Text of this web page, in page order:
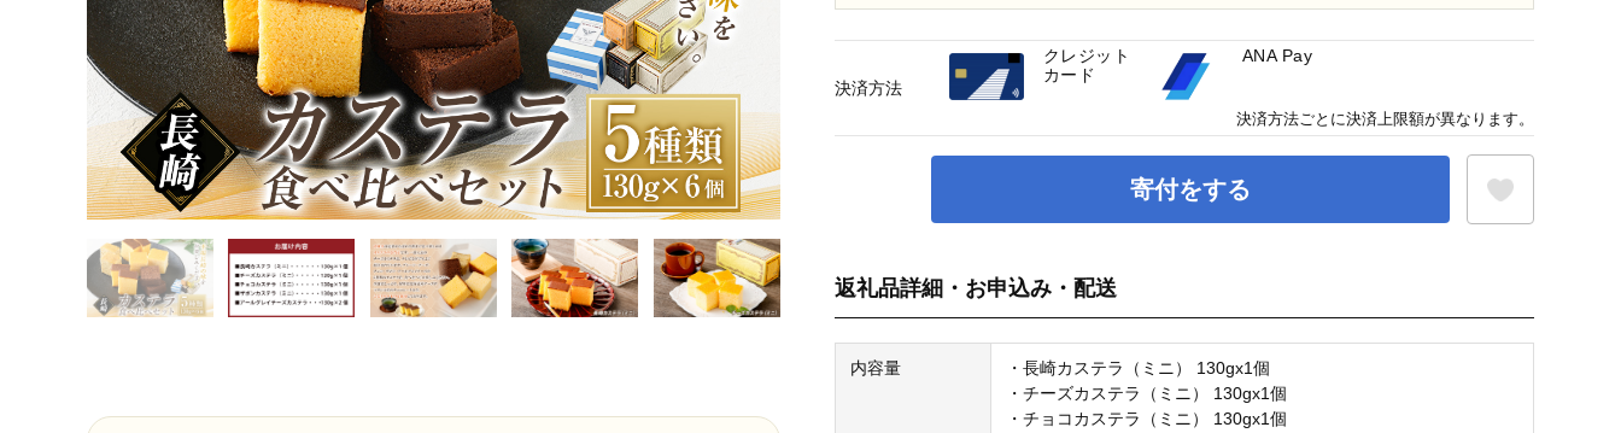
寄付をする
返礼品詳細・お申込み・配送
内容量
・長崎カステラ（ミニ） 130gx1個
・チーズカステラ（ミニ） 130gx1個
・チョコカステラ（ミニ） 130gx1個
決済方法
クレジット
カード
ANA Pay
決済方法ごとに決済上限額が異なります。